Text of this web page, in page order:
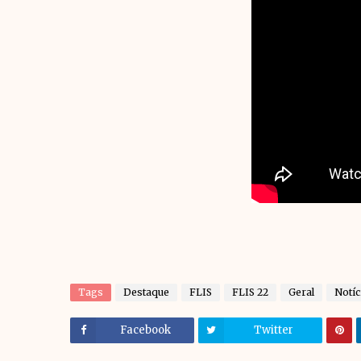
Tags Destaque FLIS FLIS 22 Geral
Facebook Twitter